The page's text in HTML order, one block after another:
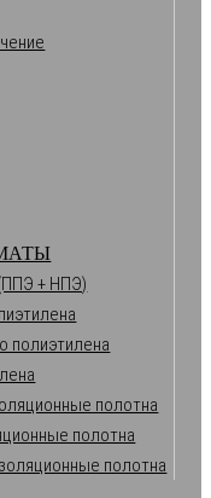
+ НПЭ)
полиэтилена
полотна
полотна
полотна